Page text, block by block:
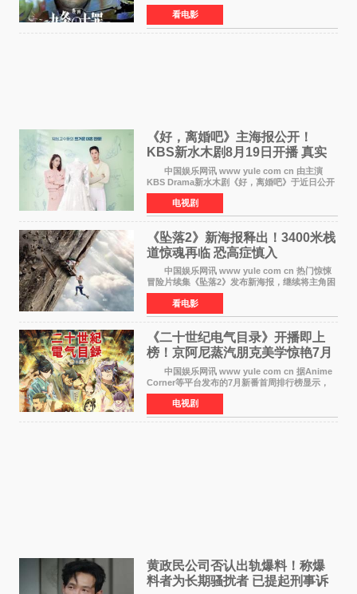
罪》正式宣布改编为电影，将于明年1月8日全国
上映。柳乐优弥与SixTONES松村北斗再度联
手，为观众带来这部
看电影
《好，离婚吧》主海报公开！
KBS新水木剧8月19日开播 真实
离婚体验记来袭
中国娱乐网讯 www yule com cn 由主演
KBS Drama新水木剧《好，离婚吧》于近日公开
主海报，正式进入开播倒计时。 海报中，男
女主角背对背站立，各自望向不同方向，中央的
空白与冷漠的表情
电视剧
《坠落2》新海报释出！3400米栈
道惊魂再临 恐高症慎入
中国娱乐网讯 www yule com cn 热门惊悚
冒险片续集《坠落2》发布新海报，继续将主角困
于绝境高处——这一次，是摇摇欲坠的徒步栈
道。该片将于今年9月2日北美上映，恐高症患者
请提前做好心理
看电影
《二十世纪电气目录》开播即上
榜！京阿尼蒸汽朋克美学惊艳7月
新番季
中国娱乐网讯 www yule com cn 据Anime
Corner等平台发布的7月新番首周排行榜显示，
由京都动画制作的《二十世纪电气目录》在多个
榜单中表现亮眼，位列AniLab全球TOP10第十
名。该剧改编自结
电视剧
黄政民公司否认出轨爆料！称爆
料者为长期骚扰者 已提起刑事诉